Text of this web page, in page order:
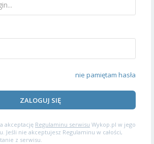
nie pamiętam hasła
ZALOGUJ SIĘ
akceptację Regulaminu serwisu Wykop.pl w jego
Jeśli nie akceptujesz Regulaminu w całości,
z serwisu.